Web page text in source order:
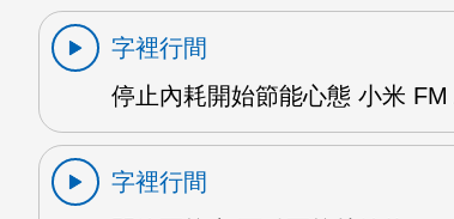
字裡行間
停止內耗開始節能心態 小米 FM
字裡行間